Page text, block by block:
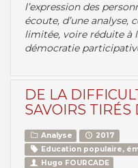
l’expression des
écoute, d’une analyse,
limitée, voire réduite à
démocratie
DE LA
SAVOIRS TIRÉS
Analyse
2017
Education populaire,
Hugo FOURCADE